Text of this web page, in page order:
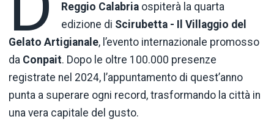
Reggio Calabria ospiterà la quarta
edizione di Scirubetta - Il Villaggio del
Gelato Artigianale, l’evento internazionale promosso
da Conpait. Dopo le oltre 100.000 presenze
registrate nel 2024, l’appuntamento di quest’anno
punta a superare ogni record, trasformando la città in
una vera capitale del gusto.